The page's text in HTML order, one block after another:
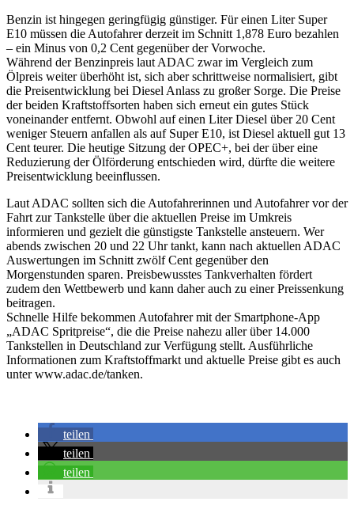
Benzin ist hingegen geringfügig günstiger. Für einen Liter Super
E10 müssen die Autofahrer derzeit im Schnitt 1,878 Euro bezahlen
– ein Minus von 0,2 Cent gegenüber der Vorwoche.
Während der Benzinpreis laut ADAC zwar im Vergleich zum
Ölpreis weiter überhöht ist, sich aber schrittweise normalisiert, gibt
die Preisentwicklung bei Diesel Anlass zu großer Sorge. Die Preise
der beiden Kraftstoffsorten haben sich erneut ein gutes Stück
voneinander entfernt. Obwohl auf einen Liter Diesel über 20 Cent
weniger Steuern anfallen als auf Super E10, ist Diesel aktuell gut 13
Cent teurer. Die heutige Sitzung der OPEC+, bei der über eine
Reduzierung der Ölförderung entschieden wird, dürfte die weitere
Preisentwicklung beeinflussen.
Laut ADAC sollten sich die Autofahrerinnen und Autofahrer vor der
Fahrt zur Tankstelle über die aktuellen Preise im Umkreis
informieren und gezielt die günstigste Tankstelle ansteuern. Wer
abends zwischen 20 und 22 Uhr tankt, kann nach aktuellen ADAC
Auswertungen im Schnitt zwölf Cent gegenüber den
Morgenstunden sparen. Preisbewusstes Tankverhalten fördert
zudem den Wettbewerb und kann daher auch zu einer Preissenkung
beitragen.
Schnelle Hilfe bekommen Autofahrer mit der Smartphone-App
„ADAC Spritpreise“, die die Preise nahezu aller über 14.000
Tankstellen in Deutschland zur Verfügung stellt. Ausführliche
Informationen zum Kraftstoffmarkt und aktuelle Preise gibt es auch
unter www.adac.de/tanken.
teilen
teilen
teilen